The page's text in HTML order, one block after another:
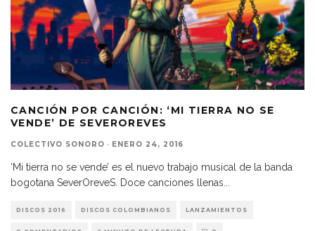
CANCIÓN POR CANCIÓN: ‘MI TIERRA NO SE
VENDE’ DE SEVEROREVES
COLECTIVO SONORO · ENERO 24, 2016
‘Mi tierra no se vende’ es el nuevo trabajo musical de la banda
bogotana SeverOreveS. Doce canciones llenas...
DISCOS 2016 DISCOS COLOMBIANOS LANZAMIENTOS